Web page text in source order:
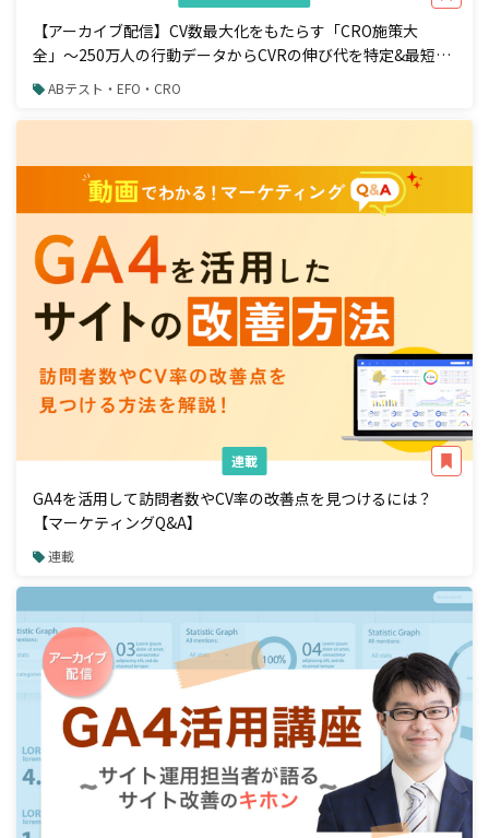
【アーカイブ配信】CV数最大化をもたらす「CRO施策大
全」〜250万人の行動データからCVRの伸び代を特定&最短で
成果を出す手法〜
ABテスト・EFO・CRO
連載
GA4を活用して訪問者数やCV率の改善点を見つけるには？
【マーケティングQ&A】
連載